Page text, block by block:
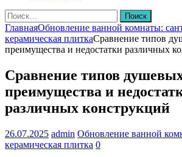
Найти:
ГлавнаяОбновление ванной комнаты:
керамическая плиткаСравнение типов
преимущества и недостатки различных
Сравнение типов
преимущества и
различных конструкций
26.07.2025 admin Обновление ванной
керамическая плитка 0